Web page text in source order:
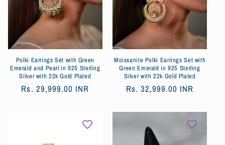
Polki Earrings Set with Green
Emerald and Pearl in 925 Sterling
Silver with 22k Gold Plated
Normaler
Rs. 29,999.00 INR
Moissanite Polki Earrings Set with
Green Emerald in 925 Sterling
Silver with 22k Gold Plated
Normaler
Rs. 32,999.00 INR